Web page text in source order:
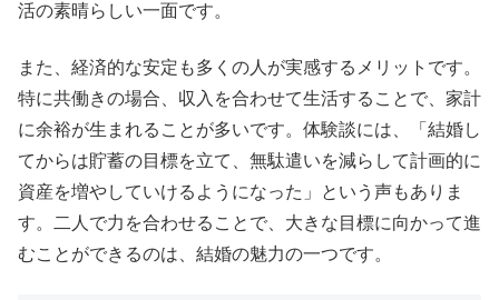
活の素晴らしい一面です。
また、経済的な安定も多くの人が実感するメリットです。
特に共働きの場合、収入を合わせて生活することで、家計
に余裕が生まれることが多いです。体験談には、「結婚し
てからは貯蓄の目標を立て、無駄遣いを減らして計画的に
資産を増やしていけるようになった」という声もありま
す。二人で力を合わせることで、大きな目標に向かって進
むことができるのは、結婚の魅力の一つです。